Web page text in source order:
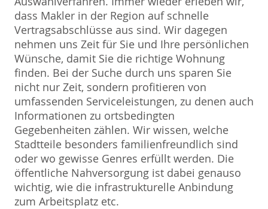
dass Makler in der Region auf schnelle
Vertragsabschlüsse aus sind. Wir dagegen
nehmen uns Zeit für Sie und Ihre persönlichen
Wünsche, damit Sie die richtige Wohnung
finden. Bei der Suche durch uns sparen Sie
nicht nur Zeit, sondern profitieren von
umfassenden Serviceleistungen, zu denen auch
Informationen zu ortsbedingten
Gegebenheiten zählen. Wir wissen, welche
Stadtteile besonders familienfreundlich sind
oder wo gewisse Genres erfüllt werden. Die
öffentliche Nahversorgung ist dabei genauso
wichtig, wie die infrastrukturelle Anbindung
zum Arbeitsplatz etc.